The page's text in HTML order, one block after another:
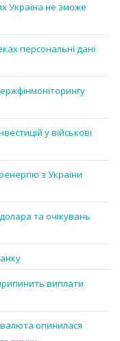
Україна не зможе
персональні дані
у військові
з України
та очікувань
виплати
опинилася